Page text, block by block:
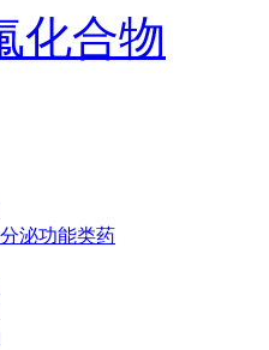
化合物
泌功能类药